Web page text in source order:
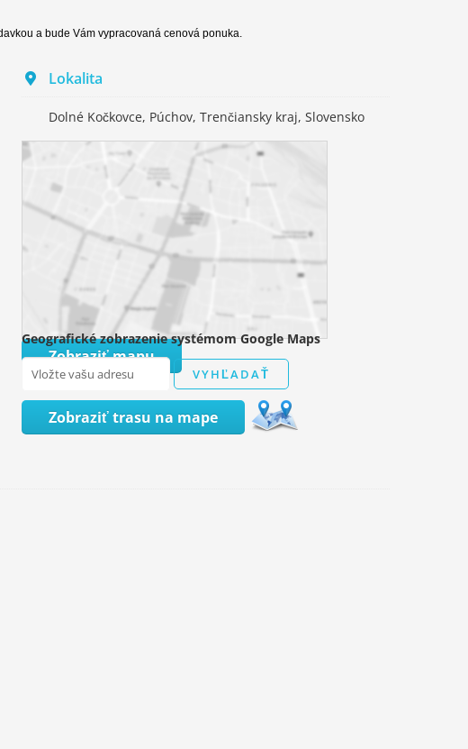
a bude Vám vypracovaná cenová ponuka.
Lokalita
Dolné Kočkovce, Púchov, Trenčiansky kraj, Slovensko
Zobraziť mapu
Geografické zobrazenie systémom Google Maps
Zobraziť trasu na mape